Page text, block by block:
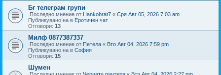
Бг телеграм групи
Последно мнение от Hankobrat7 « Сря Авг 05, 2026 7:03 am
Публикувано на в Еротичен чат
Отговори: 13
Милф 0877387337
Последно мнение от Петела « Вто Авг 04, 2026 7:59 pm
Публикувано на в София
Отговори: 15
Шумен